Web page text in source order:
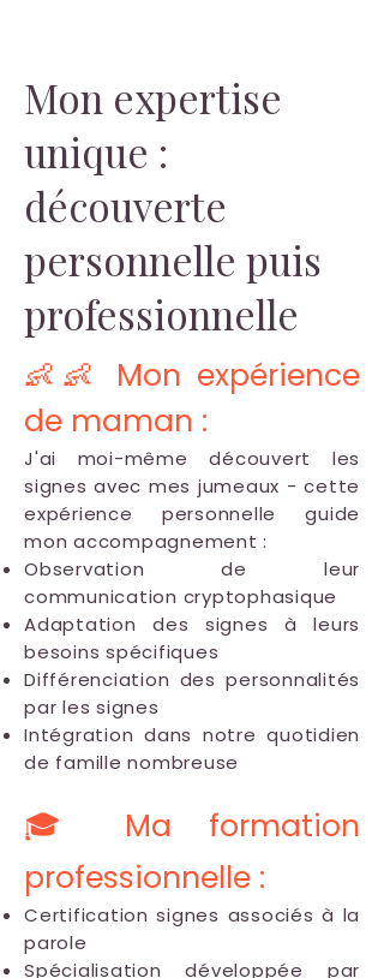
Mon expertise
unique :
découverte
personnelle puis
professionnelle
👶👶 Mon expérience
de maman :
J'ai moi-même découvert les
signes avec mes jumeaux - cette
expérience personnelle guide
mon accompagnement :
Observation de leur
communication cryptophasique
Adaptation des signes à leurs
besoins spécifiques
Différenciation des personnalités
par les signes
Intégration dans notre quotidien
de famille nombreuse
🎓 Ma formation
professionnelle :
Certification signes associés à la
parole
Spécialisation développée par